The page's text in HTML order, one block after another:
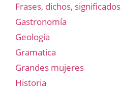
Frases, dichos, significados
Gastronomía
Geología
Gramatica
Grandes mujeres
Historia